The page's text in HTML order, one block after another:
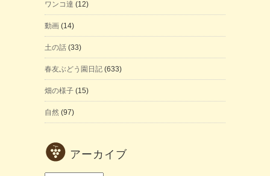
ワンコ達 (12)
動画 (14)
土の話 (33)
春友ぶどう園日記 (633)
畑の様子 (15)
自然 (97)
アーカイブ